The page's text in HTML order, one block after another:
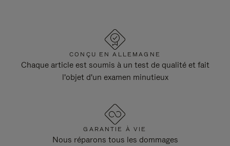
CONÇU EN ALLEMAGNE
Chaque article est soumis à un test de qualité et fait
l'objet d'un examen minutieux
GARANTIE À VIE
Nous réparons tous les dommages